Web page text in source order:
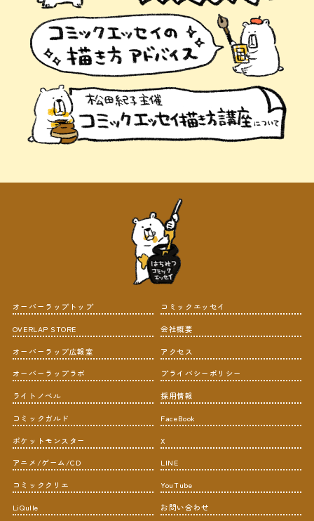
オーバーラップトップ
OVERLAP STORE
オーバーラップ広報室
オーバーラップラボ
ライトノベル
コミックガルド
ポケットモンスター
アニメ/ゲーム/CD
コミッククリエ
LiQulle
コミックエッセイ
会社概要
アクセス
プライバシーポリシー
採用情報
FaceBook
X
LINE
YouTube
お問い合わせ